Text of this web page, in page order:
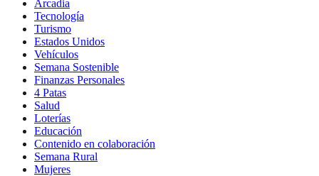
Arcadia
Tecnología
Turismo
Estados Unidos
Vehículos
Semana Sostenible
Finanzas Personales
4 Patas
Salud
Loterías
Educación
Contenido en colaboración
Semana Rural
Mujeres